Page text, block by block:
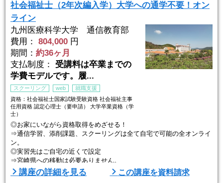
社会福祉分野の各科目では「社会福祉士国家試験」に対応しており、
...
社会福祉士（2年次編入学）大学への通学不要！オン
ライン
九州医療科学大学 通信教育部
費用：
804,000 円
期間： 約36ヶ月
支払制度： 受講料は卒業までの
学費モデルです。履...
スクーリング web
就職支援
資格：社会福祉士国家試験受験資格 社会福祉主事
任用資格 認定心理士（要申請） 大学卒業資格（学
士）
◎お家にいながら資格取得をめざせる！
⇒通信学習、添削課題、スクーリングは全て自宅で可能の全オンライ
ン。
◎実習先はご自宅の近くで設定
⇒宮崎県への移動は必要ありません。
「福祉学」とそれに深く関連する「心理学」を同時に学ぶことがで
講座の詳細を見る この講座を資料請求